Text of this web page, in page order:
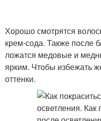
Хорошо смотрятся
крем-сода. Также после
ложатся медовые и
ярким. Чтобы избежать
оттенки.